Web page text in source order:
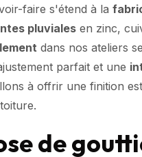
faire s'étend à la
pluvialesen zinc,
dans nos ateliers
parfait et une
à offrir une finition
de